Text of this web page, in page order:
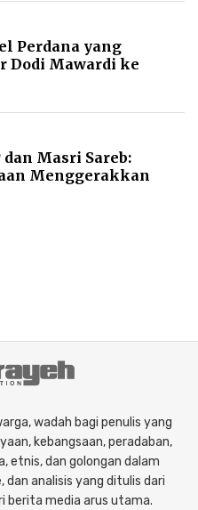
Perdana yang
Dodi Mawardi ke
Kepenulisan
dan Masri Sareb:
Menggerakkan
wadah bagi penulis yang
kebangsaan, peradaban,
etnis, dan golongan dalam
analisis yang ditulis dari
berita media arus utama.